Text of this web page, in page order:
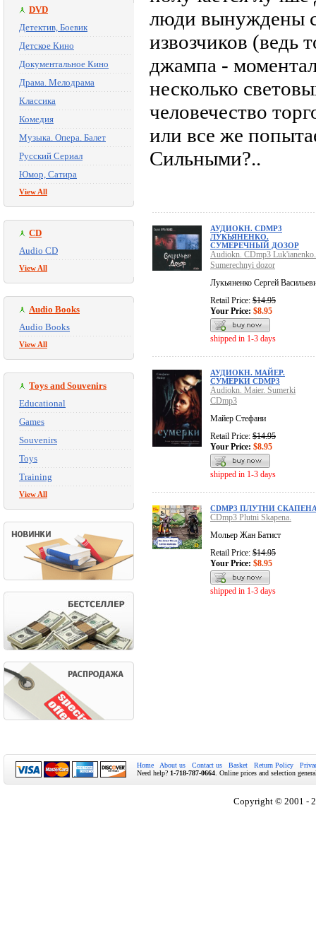
DVD
Детектив, Боевик
Детское Кино
Документальное Кино
Драма. Мелодрама
Классика
Комедия
Музыка. Опера. Балет
Русский Сериал
Юмор, Сатира
View All
CD
Audio CD
View All
Audio Books
Audio Books
View All
Toys and Souvenirs
Educational
Games
Souvenirs
Toys
Training
View All
люди вынуждены
извозчиков (ведь
джампа -
несколько
человечество
или все же
Сильными?..
АУДИОКН. CDMP3
ЛУКЬЯНЕНКО.
СУМЕРЕЧНЫЙ ДОЗОР
Audiokn. CDmp3 Luk'ianenko.
Sumerechnyi dozor
Лукьяненко Сергей
Retail Price: $14.95
Your Price: $8.95
shipped in 1-3 days
АУДИОКН. МАЙЕР.
СУМЕРКИ CDMP3
Audiokn. Maier. Sumerki
CDmp3
Майер Стефани
Retail Price: $14.95
Your Price: $8.95
shipped in 1-3 days
CDMP3 ПЛУТНИ
CDmp3 Plutni Skapena.
Мольер Жан Батист
Retail Price: $14.95
Your Price: $8.95
shipped in 1-3 days
Home About us Contact us Basket Return Policy
Need help? 1-718-787-0664 . Online prices and selection
Copyright © 2001 -